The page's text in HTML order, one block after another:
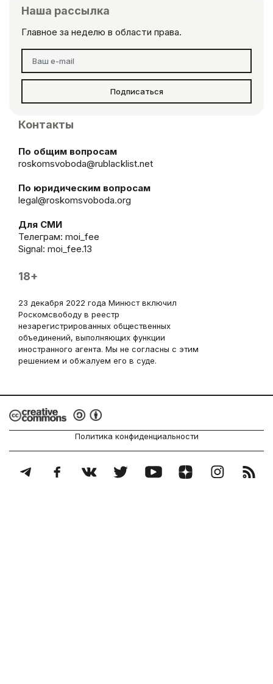
Наша рассылка
Главное за неделю в области права.
Подписаться
Контакты
По общим вопросам
roskomsvoboda@rublacklist.net
По юридическим вопросам
legal@roskomsvoboda.org
Для СМИ
Телеграм: moi_fee
Signal: moi_fee.13
18+
23 декабря 2022 года Минюст включил
Роскомсвободу в реестр
незарегистрированных общественных
объединений, выполняющих функции
иностранного агента. Мы не согласны с этим
решением и обжалуем его в суде.
Политика конфиденциальности